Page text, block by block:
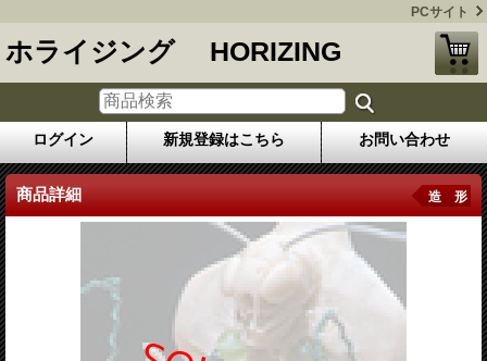
PCサイト
ホライジング HORIZING
ログイン 新規登録はこちら お問い合わせ
商品詳細 造 形